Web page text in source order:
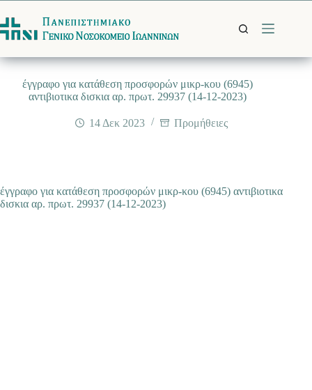
στο
περιεχόμενο
έγγραφο για κατάθεση προσφορών μικρ-κου (6945)
αντιβιοτικα δισκια αρ. πρωτ. 29937 (14-12-2023)
14 Δεκ 2023 Προμήθειες
έγγραφο για κατάθεση προσφορών μικρ-κου (6945) αντιβιοτικα
δισκια αρ. πρωτ. 29937 (14-12-2023)